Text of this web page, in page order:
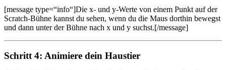
[message type=“info“]Die x- und y-Werte von einem Punkt auf der
Scratch-Bühne kannst du sehen, wenn du die Maus dorthin bewegst
und dann unter der Bühne nach x und y suchst.[/message]
Schritt 4: Animiere dein Haustier